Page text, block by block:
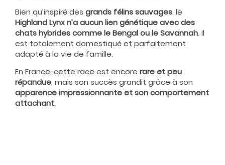
Bien qu’inspiré des grands félins sauvages, le
Highland Lynx n’a aucun lien génétique avec des
chats hybrides comme le Bengal ou le Savannah. Il
est totalement domestiqué et parfaitement
adapté à la vie de famille.
En France, cette race est encore rare et peu
répandue, mais son succès grandit grâce à son
apparence impressionnante et son comportement
attachant.